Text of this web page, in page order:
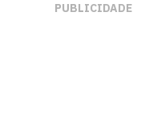
PUBLICIDADE